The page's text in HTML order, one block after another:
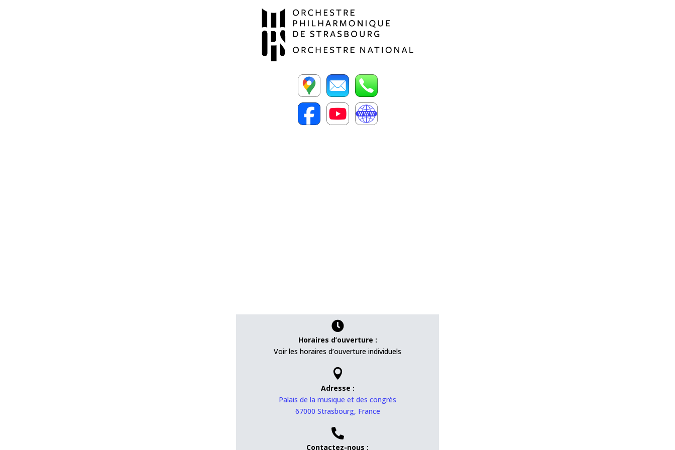

Horaires d’ouverture :
Voir les horaires d’ouverture individuels

Adresse :
Palais de la musique et des congrès
67000 Strasbourg, France

Contactez-nous :